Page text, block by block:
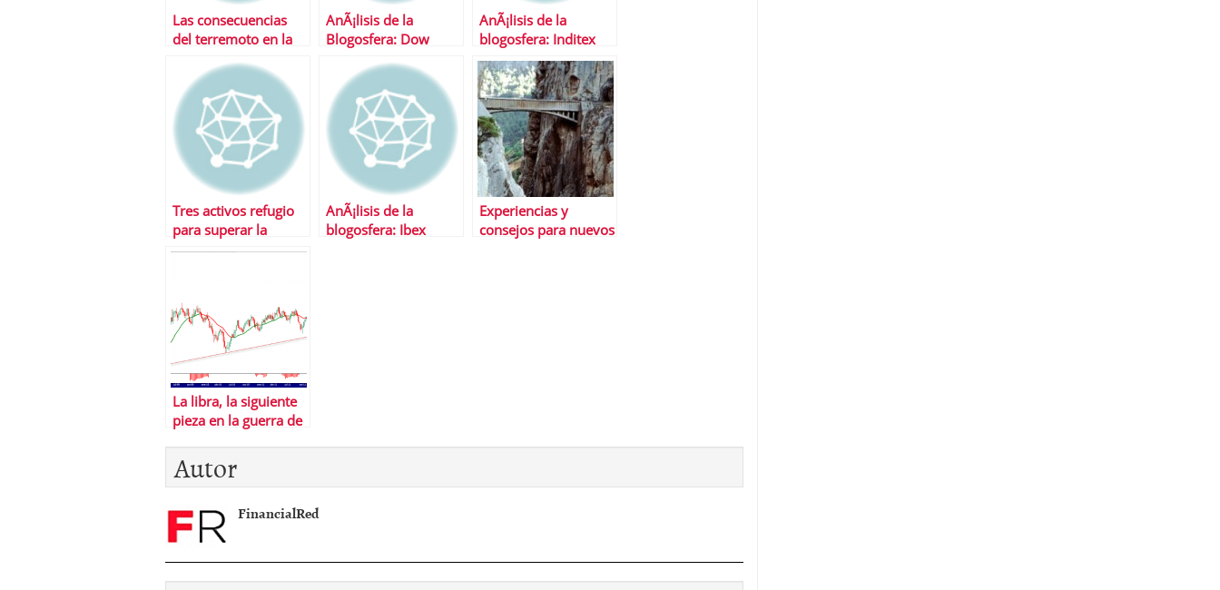
Las consecuencias
del terremoto en la
AnÃ¡lisis de la
Blogosfera: Dow
AnÃ¡lisis de la
blogosfera: Inditex
Tres activos refugio
para superar la
tormenta financiera
AnÃ¡lisis de la
blogosfera: Ibex
Experiencias y
consejos para nuevos
La libra, la siguiente
pieza en la guerra de
Autor
FinancialRed